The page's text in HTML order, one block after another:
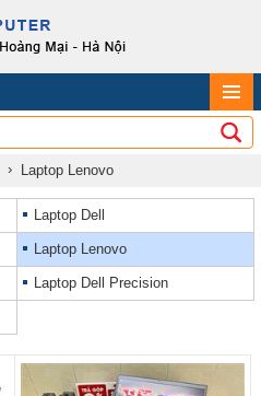
Laptop Lenovo
Laptop Dell
Laptop Lenovo
Laptop Dell Precision